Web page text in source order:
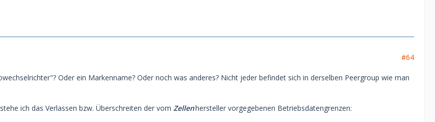
#64
Oder ein Markenname? Oder noch was anderes? Nicht jeder befindet sich in derselben Peergroup wie man
ich das Verlassen bzw. Überschreiten der vom Zellenhersteller vorgegebenen Betriebsdatengrenzen: